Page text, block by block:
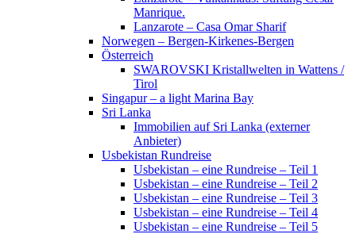
Manrique.
Lanzarote – Casa Omar Sharif
Norwegen – Bergen-Kirkenes-Bergen
Österreich
SWAROVSKI Kristallwelten in Wattens /
Tirol
Singapur – a light Marina Bay
Sri Lanka
Immobilien auf Sri Lanka (externer
Anbieter)
Usbekistan Rundreise
Usbekistan – eine Rundreise – Teil 1
Usbekistan – eine Rundreise – Teil 2
Usbekistan – eine Rundreise – Teil 3
Usbekistan – eine Rundreise – Teil 4
Usbekistan – eine Rundreise – Teil 5